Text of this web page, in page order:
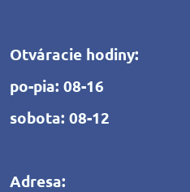
Otváracie hodiny:
po-pia: 08-16
sobota: 08-12
Adresa: